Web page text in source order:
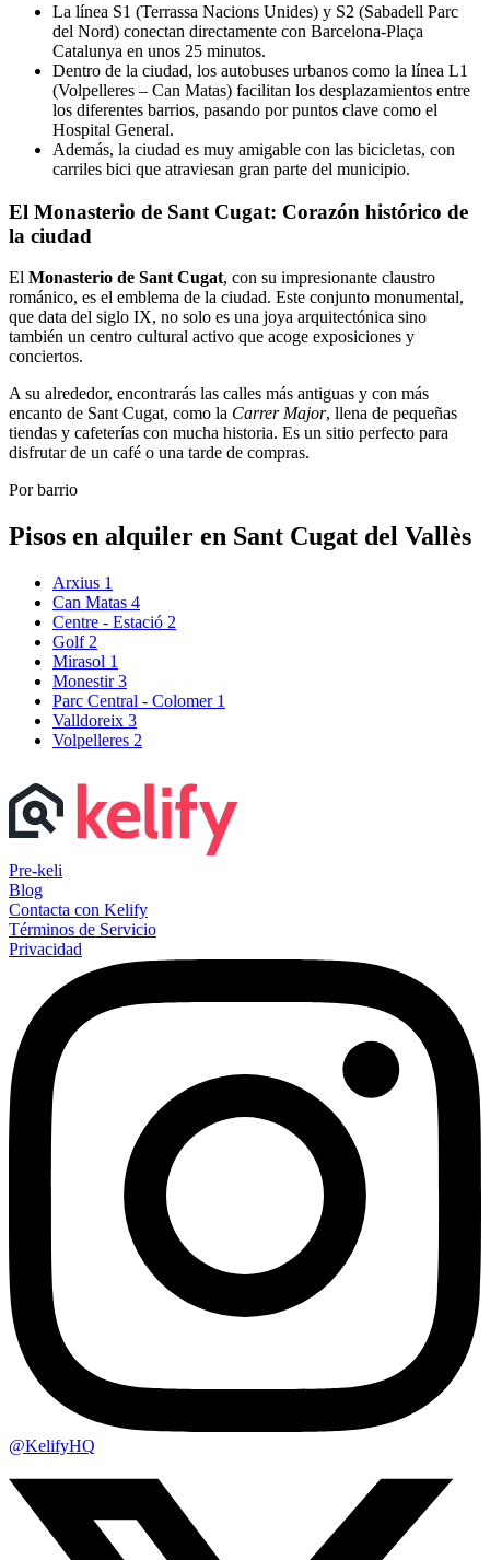
La línea S1 (Terrassa Nacions Unides) y S2 (Sabadell Parc
del Nord) conectan directamente con Barcelona-Plaça
Catalunya en unos 25 minutos.
Dentro de la ciudad, los autobuses urbanos como la línea L1
(Volpelleres – Can Matas) facilitan los desplazamientos entre
los diferentes barrios, pasando por puntos clave como el
Hospital General.
Además, la ciudad es muy amigable con las bicicletas, con
carriles bici que atraviesan gran parte del municipio.
El Monasterio de Sant Cugat: Corazón histórico de
la ciudad
El Monasterio de Sant Cugat, con su impresionante claustro
románico, es el emblema de la ciudad. Este conjunto monumental,
que data del siglo IX, no solo es una joya arquitectónica sino
también un centro cultural activo que acoge exposiciones y
conciertos.
A su alrededor, encontrarás las calles más antiguas y con más
encanto de Sant Cugat, como la Carrer Major, llena de pequeñas
tiendas y cafeterías con mucha historia. Es un sitio perfecto para
disfrutar de un café o una tarde de compras.
Por barrio
Pisos en alquiler en Sant Cugat del Vallès
Arxius 1
Can Matas 4
Centre - Estació 2
Golf 2
Mirasol 1
Monestir3
Parc Central - Colomer 1
Valldoreix 3
Volpelleres 2
Pre-keli
Blog
Contacta con Kelify
Términos de Servicio
Privacidad
@KelifyHQ